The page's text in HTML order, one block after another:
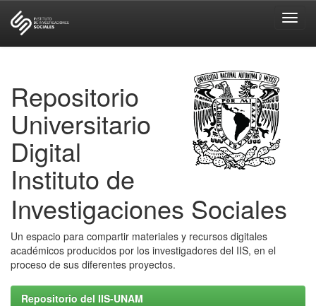
Repositorio
Universitario
Digital
Instituto de
Investigaciones Sociales
Un espacio para compartir materiales y recursos digitales
académicos producidos por los investigadores del IIS, en el
proceso de sus diferentes proyectos.
Repositorio del IIS-UNAM